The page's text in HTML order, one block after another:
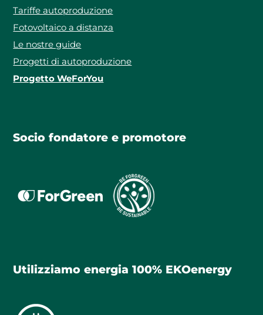
Tariffe autoproduzione
Fotovoltaico a distanza
Le nostre guide
Progetti di autoproduzione
Progetto WeForYou
Socio fondatore e promotore
Utilizziamo energia 100% EKOenergy